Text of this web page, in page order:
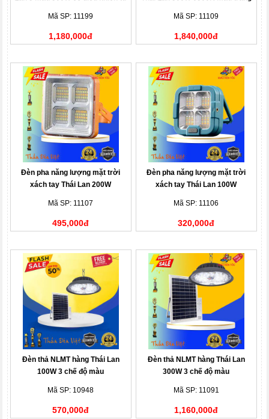
Mã SP: 11199
1,180,000đ
Mã SP: 11109
1,840,000đ
Đèn pha năng lượng mặt trời
xách tay Thái Lan 200W
Mã SP: 11107
495,000đ
Đèn pha năng lượng mặt trời
xách tay Thái Lan 100W
Mã SP: 11106
320,000đ
Đèn thả NLMT hàng Thái Lan
100W 3 chế độ màu
Mã SP: 10948
570,000đ
Đèn thả NLMT hàng Thái Lan
300W 3 chế độ màu
Mã SP: 11091
1,160,000đ